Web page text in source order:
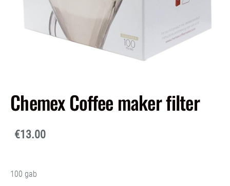
Chemex Coffee maker filter
€13.00
100 gab